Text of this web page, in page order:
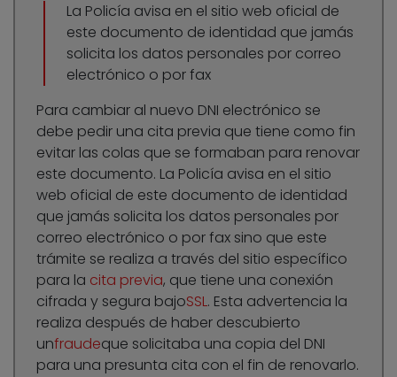
La Policía avisa en el sitio web oficial de
este documento de identidad que jamás
solicita los datos personales por correo
electrónico o por fax
Para cambiar al nuevo DNI electrónico se
debe pedir una cita previa que tiene como fin
evitar las colas que se formaban para renovar
este documento. La Policía avisa en el sitio
web oficial de este documento de identidad
que jamás solicita los datos personales por
correo electrónico o por fax sino que este
trámite se realiza a través del sitio específico
para la cita previa, que tiene una conexión
cifrada y segura bajoSSL. Esta advertencia la
realiza después de haber descubierto
unfraudeque solicitaba una copia del DNI
para una presunta cita con el fin de renovarlo.